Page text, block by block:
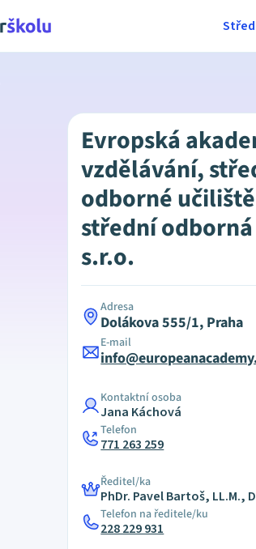
Evropská
vzdělávání,
odborné
střední
s.r.o.
Adresa
Dolákova 555/1, Praha
E-mail
Kontaktní osoba
Jana Káchová
Telefon
771 263 259
Ředitel/ka
PhDr. Pavel Bartoš, LL.M.,
Telefon na ředitele/ku
228 229 931